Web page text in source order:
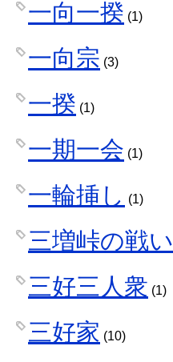
一向一揆 (1)
一向宗 (3)
一揆 (1)
一期一会 (1)
一輪挿し (1)
三増峠の戦い
三好三人衆 (1)
三好家 (10)